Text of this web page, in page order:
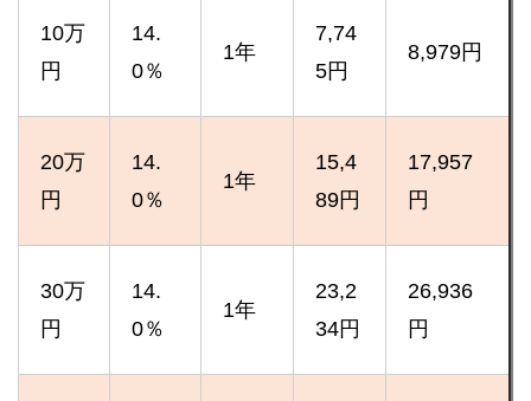
10万
円
14.
0％
1年
7,74
5円
8,979円
20万
円
14.
0％
1年
15,4
89円
17,957
円
30万
円
14.
0％
1年
23,2
34円
26,936
円